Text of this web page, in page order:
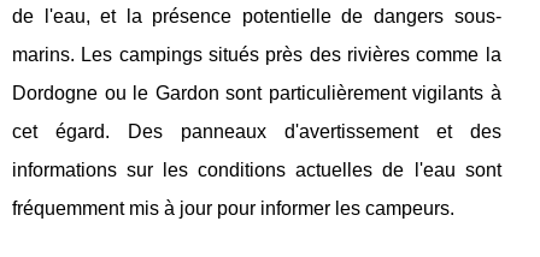
de l'eau, et la présence potentielle de dangers sous-
marins. Les campings situés près des rivières comme la
Dordogne ou le Gardon sont particulièrement vigilants à
cet égard. Des panneaux d'avertissement et des
informations sur les conditions actuelles de l'eau sont
fréquemment mis à jour pour informer les campeurs.